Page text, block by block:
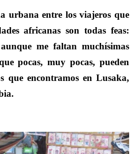
urbana entre los viajeros que
africanas son todas feas:
me faltan muchísimas
pocas, muy pocas, pueden
que encontramos en Lusaka,